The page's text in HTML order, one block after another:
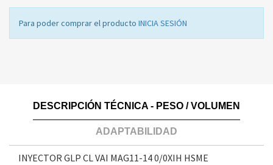
Para poder comprar el producto INICIA SESIÓN
DESCRIPCIÓN TÉCNICA - PESO / VOLUMEN
ADAPTABILIDAD
INYECTOR GLP CL VAI MAG11-14 0/0XIH HSME